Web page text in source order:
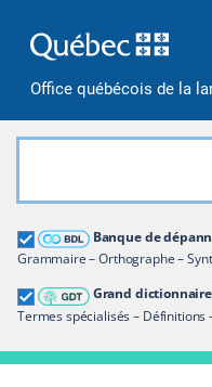
Office québécois de la
Banque de
Grammaire – Orthographe –
Grand
Termes spécialisés – Définitions
Grand
Restreindre aux termes